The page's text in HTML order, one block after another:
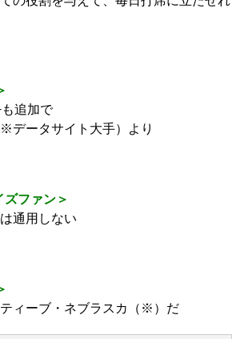
追加で
※データサイト大手）より
ズファン＞
通用しない
ィーブ・ネブラスカ（※）だ